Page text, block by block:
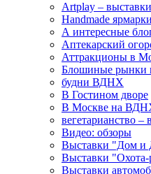
Artplay – выставки
Handmade ярмарки
А интересные
Аптекарский
Аттракционы в
Блошиные рынки
будни ВДНХ
В Гостином дворе
В Москве на
вегетарианство –
Видео: обзоры
Выставки "Дом и
Выставки
Выставки